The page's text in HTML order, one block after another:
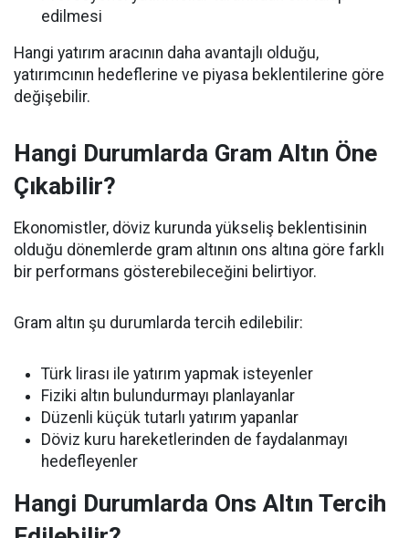
edilmesi
Hangi yatırım aracının daha avantajlı olduğu,
yatırımcının hedeflerine ve piyasa beklentilerine göre
değişebilir.
Hangi Durumlarda Gram Altın Öne
Çıkabilir?
Ekonomistler, döviz kurunda yükseliş beklentisinin
olduğu dönemlerde gram altının ons altına göre farklı
bir performans gösterebileceğini belirtiyor.
Gram altın şu durumlarda tercih edilebilir:
Türk lirası ile yatırım yapmak isteyenler
Fiziki altın bulundurmayı planlayanlar
Düzenli küçük tutarlı yatırım yapanlar
Döviz kuru hareketlerinden de faydalanmayı
hedefleyenler
Hangi Durumlarda Ons Altın Tercih